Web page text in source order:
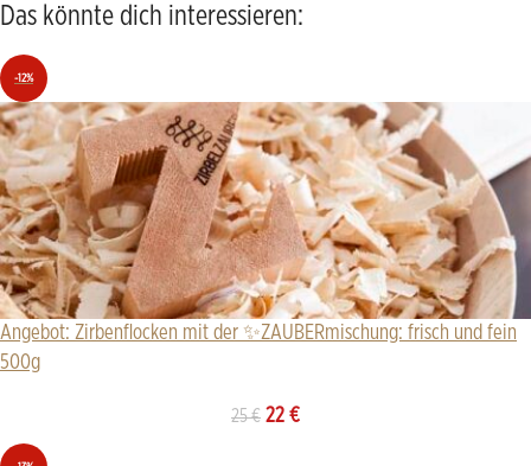
Das könnte dich interessieren:
-12%
Angebot: Zirbenflocken mit der ✨ZAUBERmischung: frisch und fein
500g
25€ 22 €